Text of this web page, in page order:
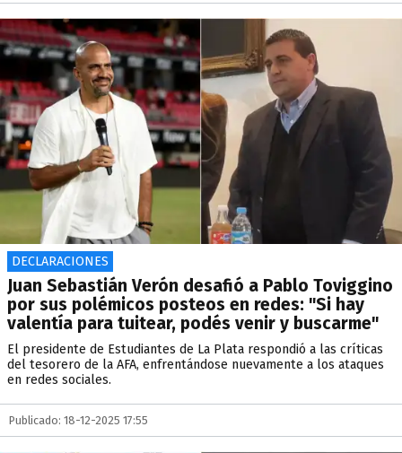
DECLARACIONES
Juan Sebastián Verón desafió a Pablo Toviggino
por sus polémicos posteos en redes: "Si hay
valentía para tuitear, podés venir y buscarme"
El presidente de Estudiantes de La Plata respondió a las críticas
del tesorero de la AFA, enfrentándose nuevamente a los ataques
en redes sociales.
Publicado: 18-12-2025 17:55